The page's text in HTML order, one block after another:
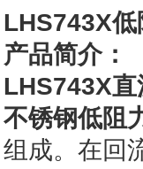
LHS743X
产品简介：
LHS743X
不锈钢低阻
组成。在回